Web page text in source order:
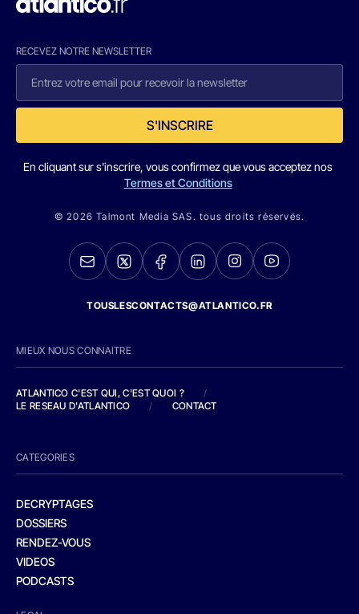
RECEVEZ NOTRE NEWSLETTER
S'INSCRIRE
En cliquant sur s'inscrire, vous confirmez que vous acceptez nos
Termes et Conditions
© 2026 Talmont Media SAS. tous droits réservés.
TOUSLESCONTACTS@ATLANTICO.FR
MIEUX NOUS CONNAITRE
ATLANTICO C'EST QUI, C'EST QUOI ?
/
LE RESEAU D'ATLANTICO
/ CONTACT
CATEGORIES
DECRYPTAGES
DOSSIERS
RENDEZ-VOUS
VIDEOS
PODCASTS